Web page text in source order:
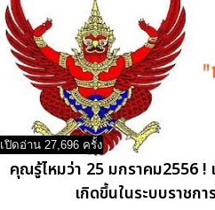
เปิดอ่าน 27,696 ครั้ง
คุณรู้ไหมว่า 25 มกราคม2556 !
เกิดขึ้นในระบบราชกา